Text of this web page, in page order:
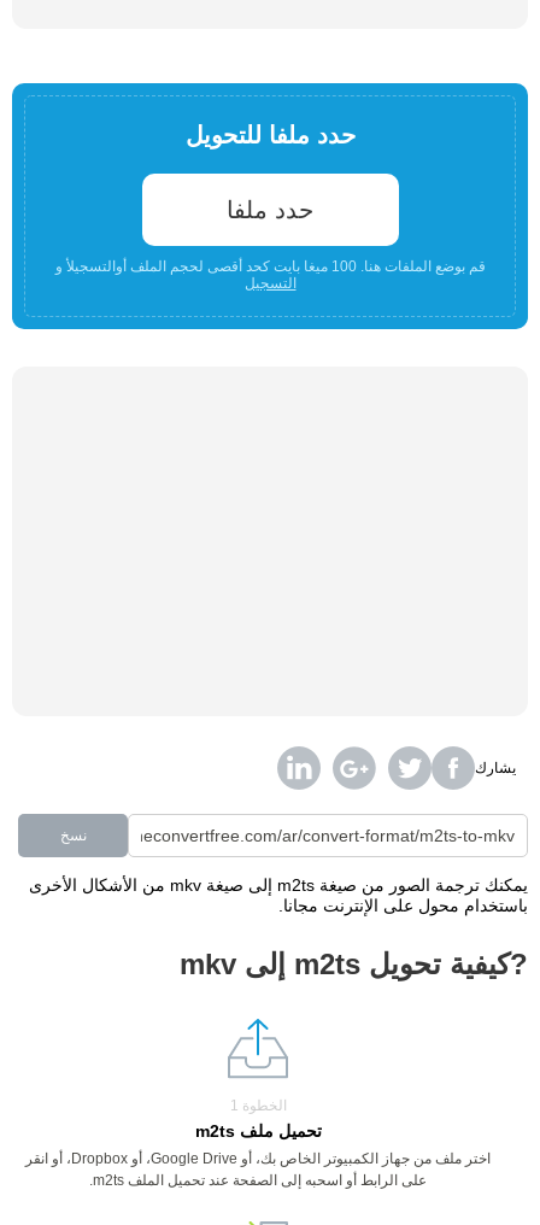
حدد ملفا للتحويل
حدد ملفا
قم بوضع الملفات هنا. 100 ميغا بايت كحد أقصى لحجم الملف أوالتسجيلأ و
التسجيل
يشارك
نسخ
يمكنك ترجمة الصور من صيغة m2ts إلى صيغة mkv من الأشكال الأخرى
باستخدام محول على الإنترنت مجانا.
?كيفية تحويل m2ts إلى mkv
الخطوة 1
تحميل ملف m2ts
اختر ملف من جهاز الكمبيوتر الخاص بك، أو Google Drive، أو Dropbox، أو انقر
على الرابط أو اسحبه إلى الصفحة عند تحميل الملف m2ts.